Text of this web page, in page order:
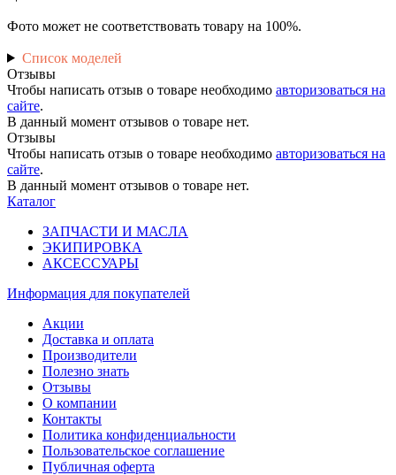
Фото может не соответствовать товару на 100%.
Список моделей
Отзывы
Чтобы написать отзыв о товаре необходимо авторизоваться на
сайте.
В данный момент отзывов о товаре нет.
Отзывы
Чтобы написать отзыв о товаре необходимо авторизоваться на
сайте.
В данный момент отзывов о товаре нет.
Каталог
ЗАПЧАСТИ И МАСЛА
ЭКИПИРОВКА
АКСЕССУАРЫ
Информация для покупателей
Акции
Доставка и оплата
Производители
Полезно знать
Отзывы
О компании
Контакты
Политика конфиденциальности
Пользовательское соглашение
Публичная оферта